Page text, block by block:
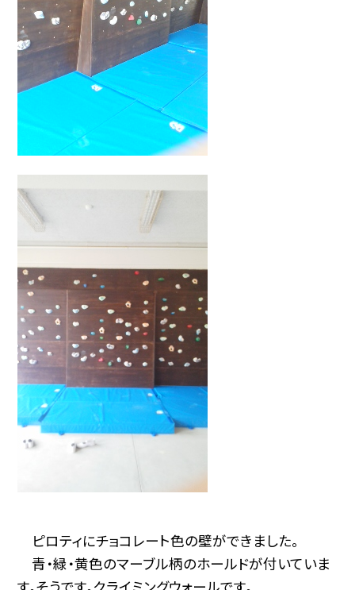
ピロティにチョコレート色の壁ができました。
青・緑・黄色のマーブル柄のホールドが付いていま